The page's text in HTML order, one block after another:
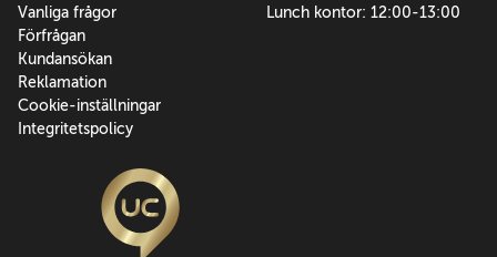
Vanliga frågor
Förfrågan
Kundansökan
Reklamation
Cookie-inställningar
Integritetspolicy
Lunch kontor: 12:00-13:00